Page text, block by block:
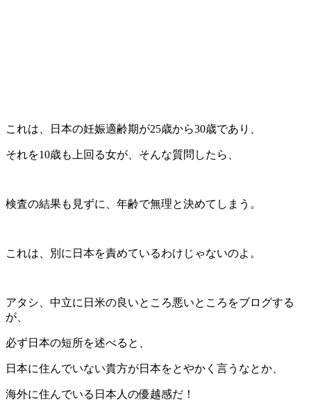
これは、日本の妊娠適齢期が25歳から30歳であり、
それを10歳も上回る女が、そんな質問したら、
検査の結果も見ずに、年齢で無理と決めてしまう。
これは、別に日本を責めているわけじゃないのよ。
アタシ、中立に日米の良いところ悪いところをブログする
が、
必ず日本の短所を述べると、
日本に住んでいない貴方が日本をとやかく言うなとか、
海外に住んでいる日本人の優越感だ！